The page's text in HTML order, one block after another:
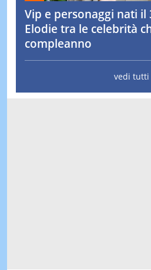
Vip e personaggi nati il
Elodie tra le celebrità
compleanno
vedi tutti